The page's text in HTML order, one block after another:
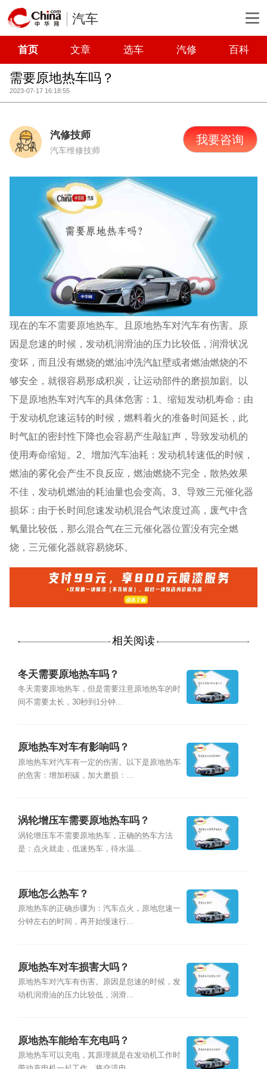
汽车
首页 文章 选车 汽修 百科
需要原地热车吗？
2023-07-17 16:18:55
汽修技师
汽车维修技师
我要咨询
现在的车不需要原地热车。且原地热车对汽车有伤害。原
因是怠速的时候，发动机润滑油的压力比较低，润滑状况
变坏，而且没有燃烧的燃油冲洗汽缸壁或者燃油燃烧的不
够安全，就很容易形成积炭，让运动部件的磨损加剧。以
下是原地热车对汽车的具体危害：1、缩短发动机寿命：由
于发动机怠速运转的时候，燃料着火的准备时间延长，此
时气缸的密封性下降也会容易产生敲缸声，导致发动机的
使用寿命缩短。2、增加汽车油耗：发动机转速低的时候，
燃油的雾化会产生不良反应，燃油燃烧不完全，散热效果
不佳，发动机燃油的耗油量也会变高。3、导致三元催化器
损坏：由于长时间怠速发动机混合气浓度过高，废气中含
氧量比较低，那么混合气在三元催化器位置没有完全燃
烧，三元催化器就容易烧坏。
相关阅读
冬天需要原地热车吗？
冬天需要原地热车，但是需要注意原地热车的时
间不需要太长，30秒到1分钟...
原地热车对车有影响吗？
原地热车对汽车有一定的伤害。以下是原地热车
的危害：增加积碳，加大磨损：...
涡轮增压车需要原地热车吗？
涡轮增压车不需要原地热车，正确的热车方法
是：点火就走，低速热车，待水温...
原地怎么热车？
原地热车的正确步骤为：汽车点火，原地怠速一
分钟左右的时间，再开始慢速行...
原地热车对车损害大吗？
原地热车对汽车有伤害。原因是怠速的时候，发
动机润滑油的压力比较低，润滑...
原地热车能给车充电吗？
原地热车可以充电，其原理就是在发动机工作时